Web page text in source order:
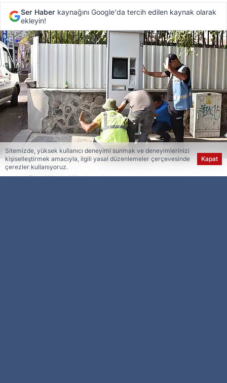
Ser Haber kaynağını Google'da tercih edilen kaynak olarak
ekleyin!
Esra Ser
Genel Yayın Yönetmeni
Sitemizde, yüksek kullanıcı deneyimi sunmak ve deneyimlerinizi
kişiselleştirmek amacıyla, ilgili yasal düzenlemeler çerçevesinde
çerezler kullanıyoruz.
Kapat